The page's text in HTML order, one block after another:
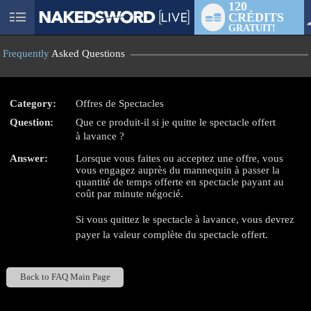
User
120
CRÉDITS
GRATUIT!
Frequently Asked Questions
Category:
Offres de Spectacles
Question:
Que ce produit-il si je quitte le spectacle offert
à lavance ?
Answer:
Lorsque vous faites ou acceptez une offre, vous
vous engagez auprès du mannequin à passer la
quantité de temps offerte en spectacle payant au
coût par minute négocié.
Si vous quittez le spectacle à lavance, vous devrez
payer la valeur complète du spectacle offert.
Back to FAQ Main Page
LIMITED TIME OFFER!